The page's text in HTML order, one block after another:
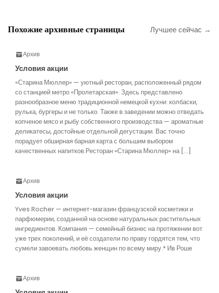
Похожие архивные страницы Лучшее сейчас →
Архив
Условия акции
«Старина Мюллер» — уютный ресторан, расположенный рядом
со станцией метро «Пролетарская». Здесь представлено
разнообразное меню традиционной немецкой кухни: колбаски,
рулька, бургеры и не только. Также в заведении можно отведать
копченое мясо и рыбу собственного производства — ароматные
деликатесы, достойные отдельной дегустации. Вас точно
порадует обширная барная карта с большим выбором
качественных напитков.Ресторан «Старина Мюллер» на […]
Архив
Условия акции
Yves Rocher — интернет-магазин французской косметики и
парфюмерии, созданной на основе натуральных растительных
ингредиентов. Компания — семейный бизнес на протяжении вот
уже трех поколений, и её создатели по праву гордятся тем, что
сумели завоевать любовь женщин по всему миру.* Ив Роше
Архив